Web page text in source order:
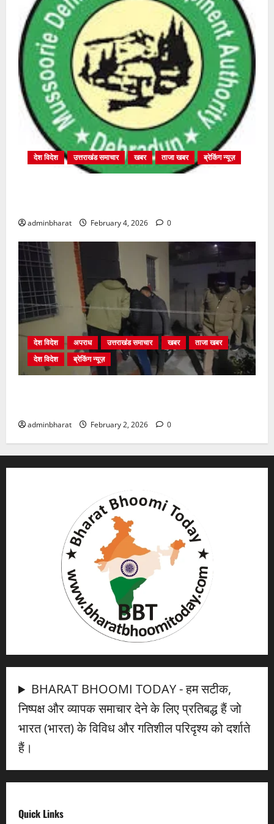
देश विदेश उत्तराखंड समाचार खबर ताजा खबर ब्रेकिंग न्यूज़
adminbharat February 4, 2026 0
देश विदेश अपराध उत्तराखंड समाचार खबर
ताजा खबर
देश विदेश
ब्रेकिंग न्यूज़
adminbharat February 2, 2026 0
BHARAT BHOOMI TODAY - हम सटीक,
निष्पक्ष और व्यापक समाचार देने के लिए प्रतिबद्ध हैं जो
भारत (भारत) के विविध और गतिशील परिदृश्य को दर्शाते
हैं।
Quick Links